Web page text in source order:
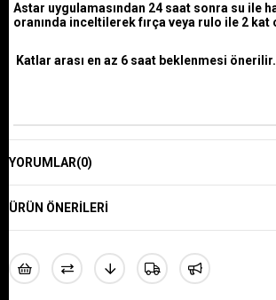
Astar uygulamasından 24 saat sonra su ile
oranında inceltilerek fırça veya rulo ile 2 kat
Katlar arası en az 6 saat beklenmesi önerilir.
YORUMLAR(0)
ÜRÜN ÖNERILERI